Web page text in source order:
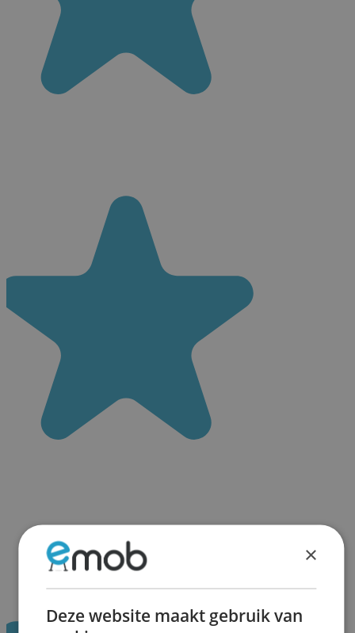
×
Deze website maakt gebruik van